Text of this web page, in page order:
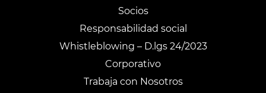
Socios
Responsabilidad social
Whistleblowing – D.lgs 24/2023
Corporativo
Trabaja con Nosotros